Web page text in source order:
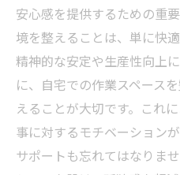
安心感を提供するための重
境を整えることは、単に快
精神的な安定や生産性向上
に、自宅での作業スペース
えることが大切です。これ
事に対するモチベーション
サポートも忘れてはなりま